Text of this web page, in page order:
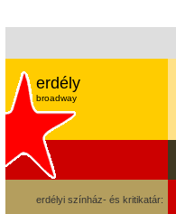
erdély
broadway
erdélyi színház- és kritikatár: